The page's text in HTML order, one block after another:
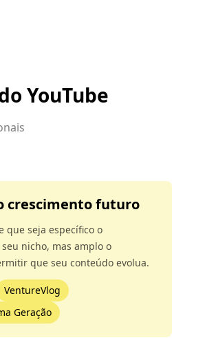
YouTube
crescimento futuro
que seja específico o
nicho, mas amplo o
que seu conteúdo evolua.
VentureVlog
Geração